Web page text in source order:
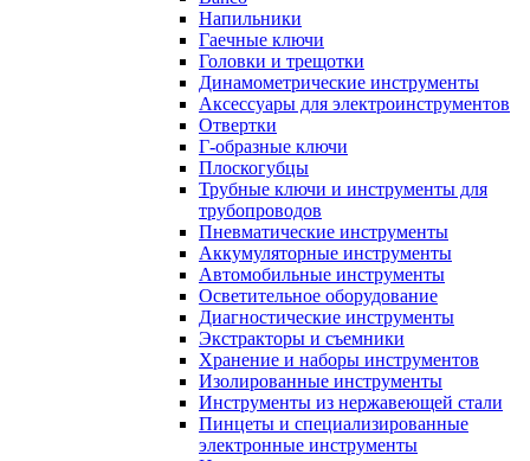
Напильники
Гаечные ключи
Головки и трещотки
Динамометрические инструменты
Аксессуары для электроинструментов
Отвертки
Г-образные ключи
Плоскогубцы
Трубные ключи и инструменты для
трубопроводов
Пневматические инструменты
Аккумуляторные инструменты
Автомобильные инструменты
Осветительное оборудование
Диагностические инструменты
Экстракторы и съемники
Хранение и наборы инструментов
Изолированные инструменты
Инструменты из нержавеющей стали
Пинцеты и специализированные
электронные инструменты